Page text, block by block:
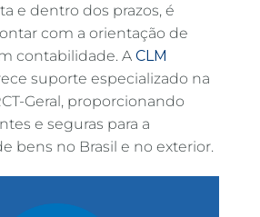
e dentro dos prazos, é
com a orientação de
contabilidade. A CLM
suporte especializado na
Geral, proporcionando
e seguras para a
bens no Brasil e no exterior.